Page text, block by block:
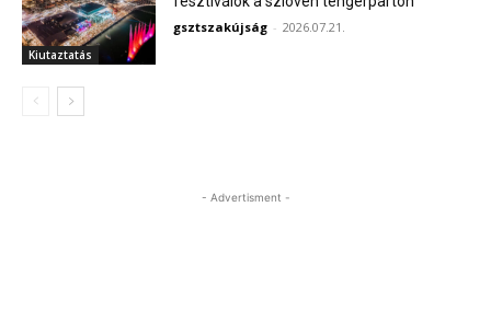
Kiutaztatás
gsztszakújság - 2026.07.21.
- Advertisment -